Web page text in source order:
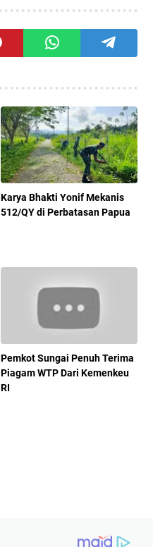
Karya Bhakti Yonif Mekanis
512/QY di Perbatasan Papua
Pemkot Sungai Penuh Terima
Piagam WTP Dari Kemenkeu
RI